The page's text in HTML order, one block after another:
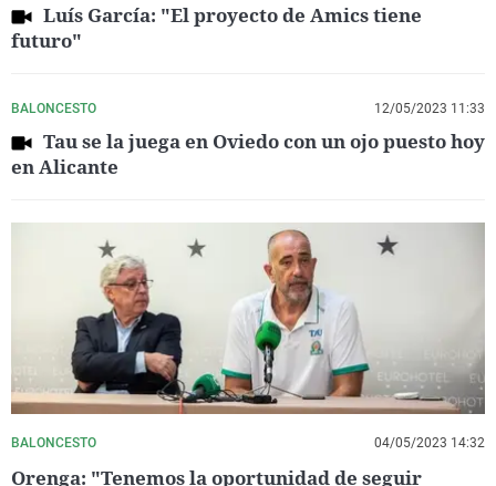
Luís García: "El proyecto de Amics tiene
futuro"
BALONCESTO 12/05/2023 11:33
Tau se la juega en Oviedo con un ojo puesto hoy
en Alicante
BALONCESTO 04/05/2023 14:32
Orenga: "Tenemos la oportunidad de seguir